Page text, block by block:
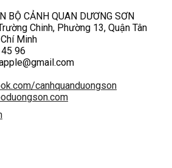
BỘ CẢNH QUAN DƯƠNG SƠN
Chinh, Phường 13, Quận Tân
Minh
96
canhquanduongson